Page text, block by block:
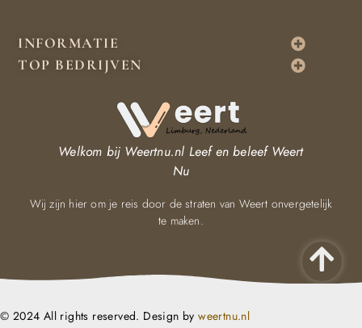
INFORMATIE
TOP BEDRIJVEN
Welkom bij Weertnu.nl Leef en beleef Weert
Nu
Wij zijn hier om je reis door de straten van Weert onvergetelijk
te maken.
© 2024 All rights reserved. Design byweertnu.nl